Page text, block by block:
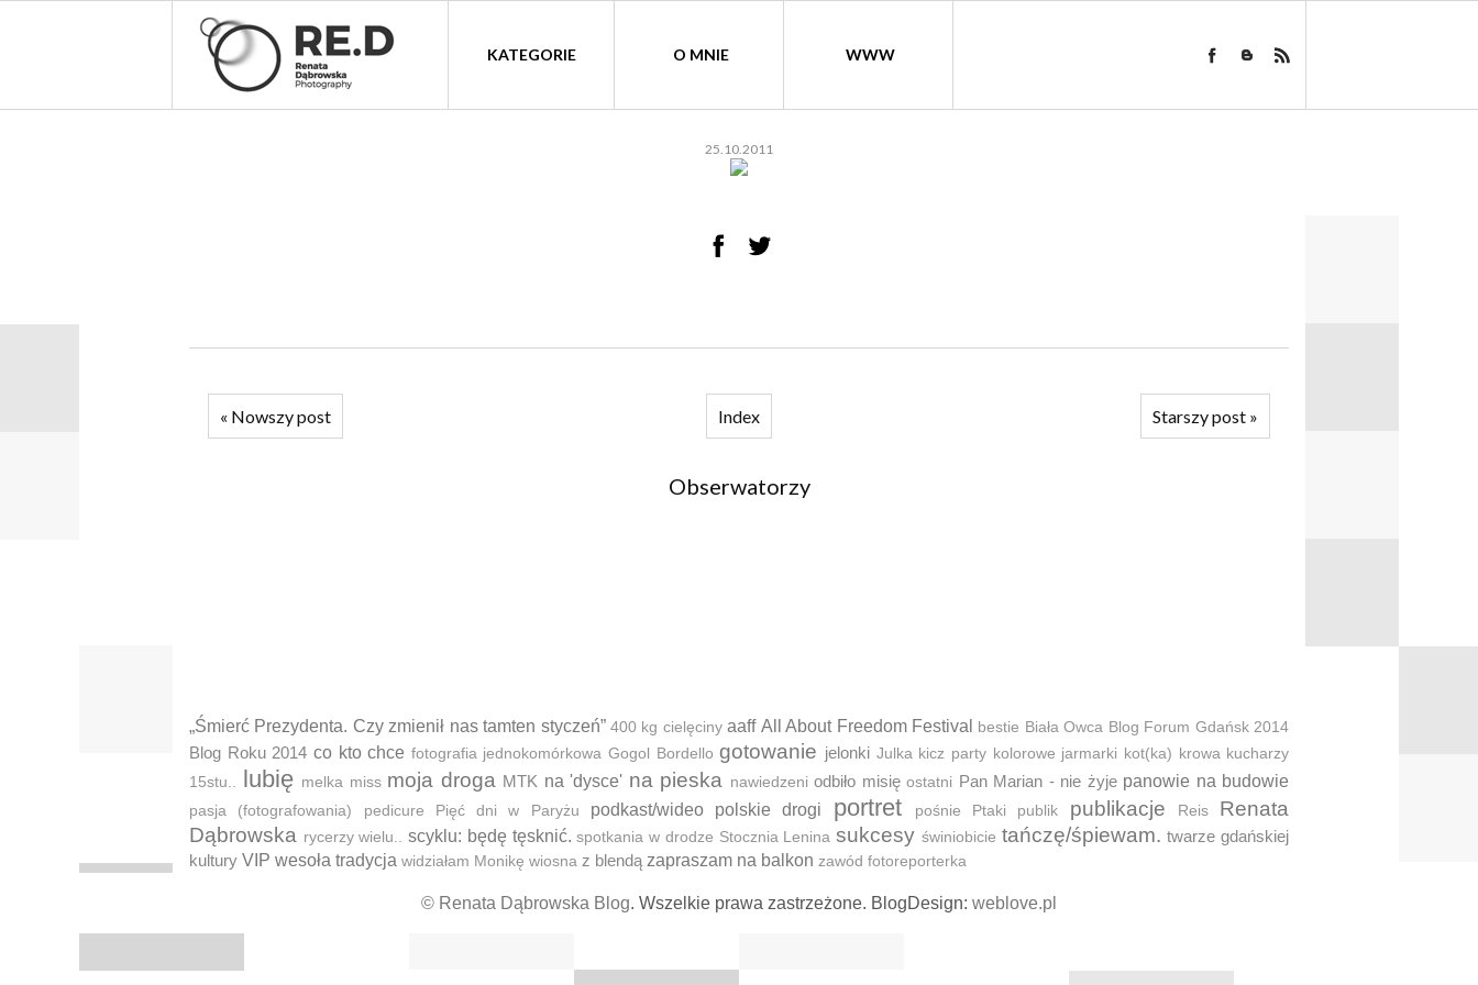
KATEGORIE O MNIE WWW
25.10.2011
« Nowszy post Index Starszy post »
Obserwatorzy
„Śmierć Prezydenta. Czy zmienił nas tamten styczeń” 400 kg cielęciny aaff All About Freedom Festival bestie Biała Owca Blog Forum Gdańsk 2014
Blog Roku 2014 co kto chce fotografia jednokomórkowa Gogol Bordello gotowanie jelonki Julka kicz party kolorowe jarmarki kot(ka) krowa kucharzy
15stu.. lubię melka miss moja droga MTK na 'dysce' na pieska nawiedzeni odbiło misię ostatni Pan Marian - nie żyje panowie na budowie
pasja (fotografowania) pedicure Pięć dni w Paryżu podkast/wideo polskie drogi portret pośnie Ptaki publik publikacje Reis
Renata
Dąbrowska rycerzy wielu.. scyklu: będę tęsknić. spotkania w drodze Stocznia Lenina sukcesy świniobicie tańczę/śpiewam. twarze gdańskiej
kultury VIP wesoła tradycja widziałam Monikę wiosna z blendą zapraszam na balkon zawód fotoreporterka
© Renata Dąbrowska Blog. Wszelkie prawa zastrzeżone. BlogDesign: weblove.pl